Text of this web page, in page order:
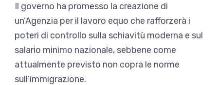
Il governo ha promesso la creazione di
un’Agenzia per il lavoro equo che rafforzerà i
poteri di controllo sulla schiavitù moderna e sul
salario minimo nazionale, sebbene come
attualmente previsto non copra le norme
sull’immigrazione.